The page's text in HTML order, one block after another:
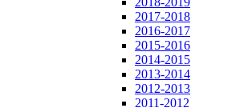
2017-2018
2016-2017
2015-2016
2014-2015
2013-2014
2012-2013
2011-2012